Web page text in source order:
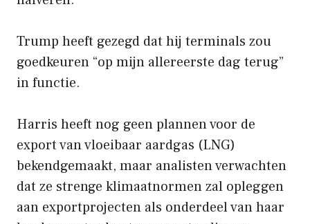
Trump heeft gezegd dat hij terminals zou
goedkeuren “op mijn allereerste dag terug”
in functie.
Harris heeft nog geen plannen voor de
export van vloeibaar aardgas (LNG)
bekendgemaakt, maar analisten verwachten
dat ze strenge klimaatnormen zal opleggen
aan exportprojecten als onderdeel van haar